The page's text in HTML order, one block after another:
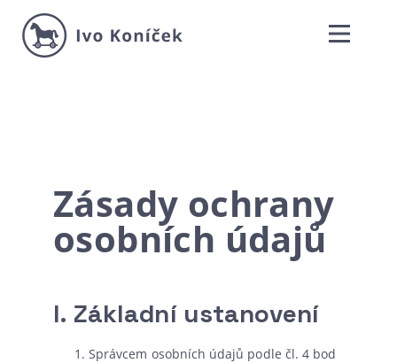
Zásady ochrany
osobních údajů
I. Základní ustanovení
Správcem osob­ních úda­jů pod­le čl. 4 bod